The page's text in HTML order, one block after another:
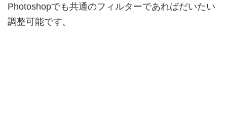
Photoshopでも共通のフィルターであればだいたい
調整可能です。